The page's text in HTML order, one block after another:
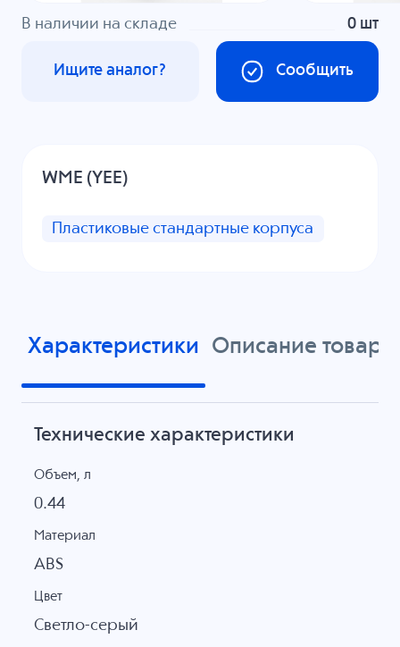
В наличии на складе 0 шт
Сообщить
Ищите аналог?
WME (YEE)
Пластиковые стандартные корпуса
Характеристики Описание товара
Технические характеристики
Объем, л
0.44
Материал
ABS
Цвет
Светло-серый